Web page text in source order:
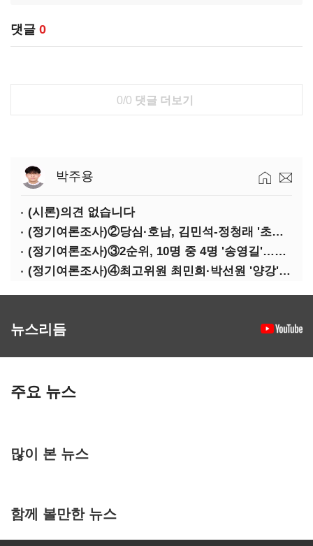
댓글 0
0/0 댓글 더보기
박주용
(시론)의견 없습니다
(정기여론조사)②당심·호남, 김민석-정청래 '초접전'
(정기여론조사)③2순위, 10명 중 4명 '송영길'…정청래 '한 자릿수'
(정기여론조사)④최고위원 최민희·박선원 '양강'…서미화·이성윤·임미애 뒤이어
뉴스리듬
주요 뉴스
많이 본 뉴스
함께 볼만한 뉴스